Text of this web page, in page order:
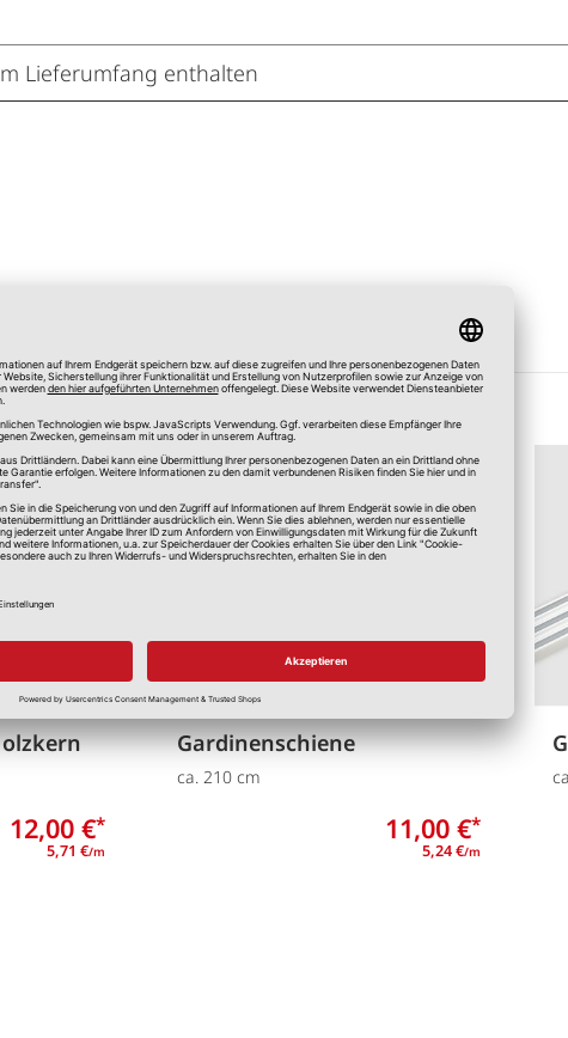
Lieferumfang enthalten
12,00 €*
5,71 €/m
Gardinenschiene
ca. 210 cm
11,00 €*
5,24 €/m